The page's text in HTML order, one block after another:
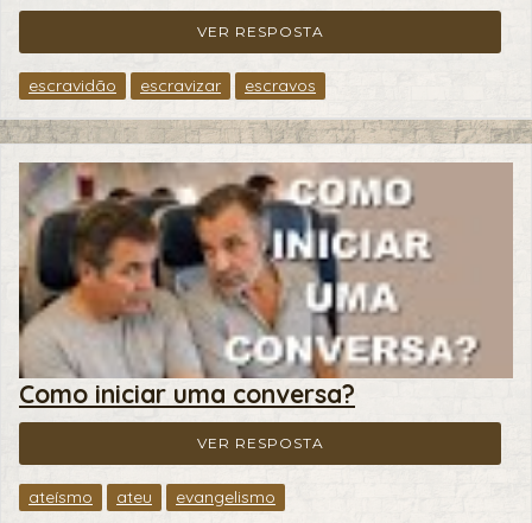
VER RESPOSTA
escravidão escravizar escravos
Como iniciar uma conversa?
VER RESPOSTA
ateísmo ateu evangelismo